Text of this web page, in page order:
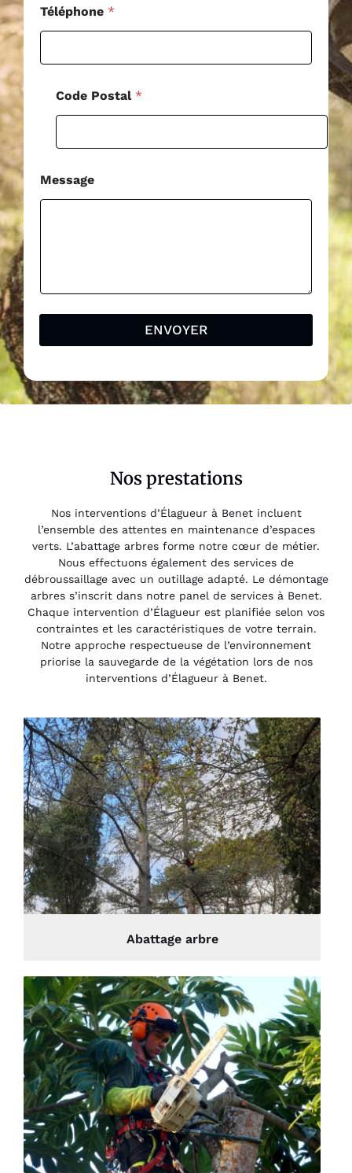
Téléphone *
Code Postal *
Message
ENVOYER
Nos prestations
Nos interventions d’Élagueur à Benet incluent
l’ensemble des attentes en maintenance d’espaces
verts. L’abattage arbres forme notre cœur de métier.
Nous effectuons également des services de
débroussaillage avec un outillage adapté. Le démontage
arbres s’inscrit dans notre panel de services à Benet.
Chaque intervention d’Élagueur est planifiée selon vos
contraintes et les caractéristiques de votre terrain.
Notre approche respectueuse de l’environnement
priorise la sauvegarde de la végétation lors de nos
interventions d’Élagueur à Benet.
Abattage arbre